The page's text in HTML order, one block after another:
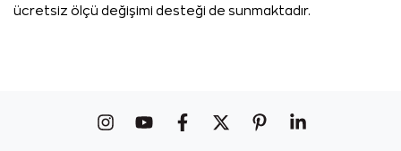
ücretsiz ölçü değişimi desteği de sunmaktadır.